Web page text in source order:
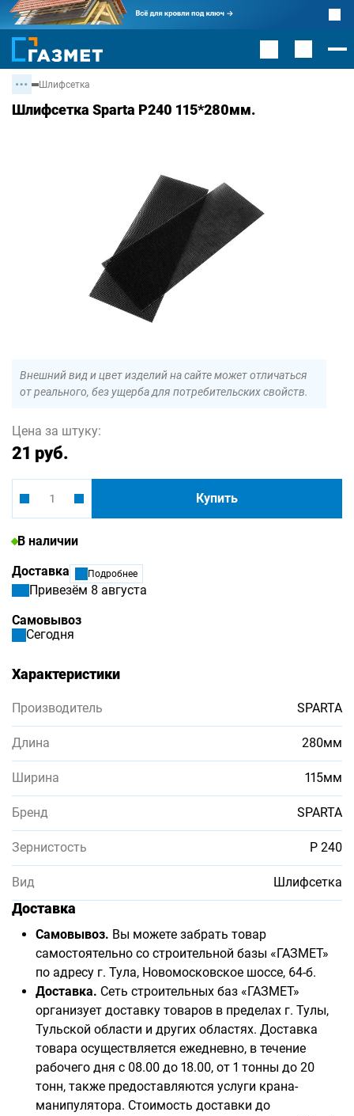
Шлифсетка
Шлифсетка Sparta Р240 115*280мм.
Внешний вид и цвет изделий на сайте может отличаться
от реального, без ущерба для потребительских свойств.
Цена за штуку:
21 руб.
Купить
В наличии
Доставка
Подробнее
Привезём 8 августа
Самовывоз
Сегодня
Характеристики
Производитель SPARTA
Длина 280мм
Ширина 115мм
Бренд SPARTA
Зернистость Р 240
Вид Шлифсетка
Доставка
Самовывоз. Вы можете забрать товар
самостоятельно со строительной базы «ГАЗМЕТ»
по адресу г. Тула, Новомосковское шоссе, 64-б.
Доставка. Сеть строительных баз «ГАЗМЕТ»
организует доставку товаров в пределах г. Тулы,
Тульской области и других областях. Доставка
товара осуществляется ежедневно, в течение
рабочего дня с 08.00 до 18.00, от 1 тонны до 20
тонн, также предоставляются услуги крана-
манипулятора. Стоимость доставки до